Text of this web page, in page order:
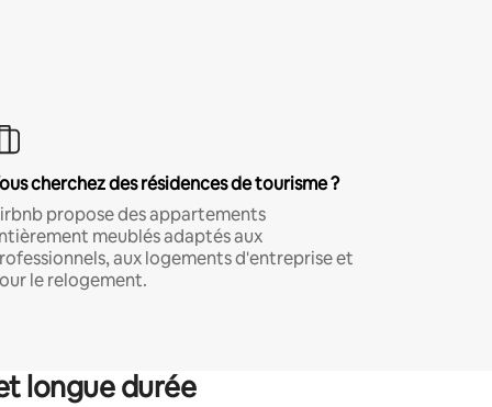
cherchez des résidences de tourisme ?
propose des appartements
meublés adaptés aux
aux logements d'entreprise et
le relogement.
longue durée